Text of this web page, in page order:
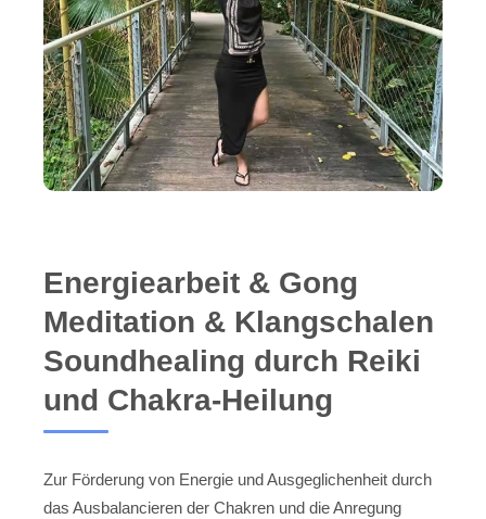
Energiearbeit & Gong
Meditation & Klangschalen
Soundhealing durch Reiki
und Chakra-Heilung
Zur Förderung von Energie und Ausgeglichenheit durch
das Ausbalancieren der Chakren und die Anregung